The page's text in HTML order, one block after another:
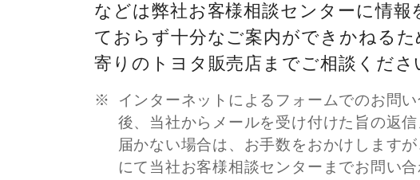
などは弊社お客様相談センターに情報
ておらず十分なご案内ができかねるた
寄りのトヨタ販売店までご相談くださ
インターネットによるフォームでのお問
後、当社からメールを受け付けた旨の返
届かない場合は、お手数をおかけします
にて当社お客様相談センターまでお問い